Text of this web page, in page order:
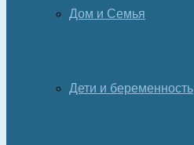
Дом и Семья
Дети и беременность